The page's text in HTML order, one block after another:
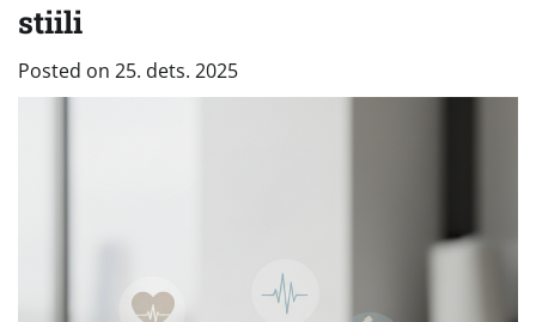
stiili
Posted on 25. dets. 2025